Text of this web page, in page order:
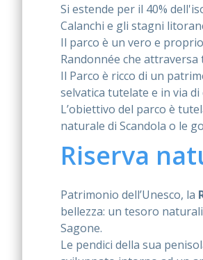
Si estende per il 40%
Calanchi e gli stagni
Il parco è un vero e
Randonnée che attraversa
Il Parco è ricco di un
selvatica tutelate e in via
L’obiettivo del parco è
naturale di Scandola o le
Riserva
Patrimonio dell’Unesco, la
bellezza: un tesoro
Sagone.
Le pendici della sua